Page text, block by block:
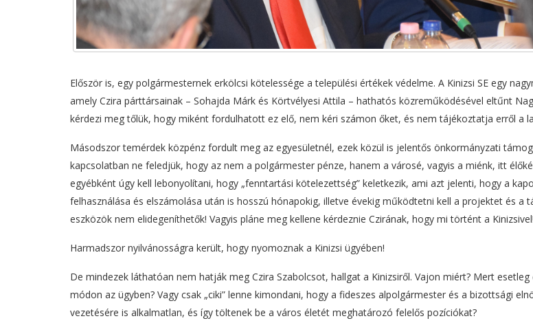
Először is, egy polgármesternek erkölcsi kötelessége a települési értékek védelme. A Kinizsi SE egy
amely Czira párttársainak – Sohajda Márk és Körtvélyesi Attila – hathatós közreműködésével eltűnt
kérdezi meg tőlük, hogy miként fordulhatott ez elő, nem kéri számon őket, és nem tájékoztatja erről a
Másodszor temérdek közpénz fordult meg az egyesületnél, ezek közül is jelentős önkormányzati
kapcsolatban ne feledjük, hogy az nem a polgármester pénze, hanem a városé, vagyis a miénk, itt
egyébként úgy kell lebonyolítani, hogy „fenntartási kötelezettség” keletkezik, ami azt jelenti, hogy a
felhasználása és elszámolása után is hosszú hónapokig, illetve évekig működtetni kell a projektet és a
eszközök nem elidegeníthetők! Vagyis pláne meg kellene kérdeznie Czirának, hogy mi történt a Kinizsivel!
Harmadszor nyilvánosságra került, hogy nyomoznak a Kinizsi ügyében!
De mindezek láthatóan nem hatják meg Czira Szabolcsot, hallgat a Kinizsiről. Vajon miért? Mert
módon az ügyben? Vagy csak „ciki” lenne kimondani, hogy a fideszes alpolgármester és a bizottsági
vezetésére is alkalmatlan, és így töltenek be a város életét meghatározó felelős pozíciókat?